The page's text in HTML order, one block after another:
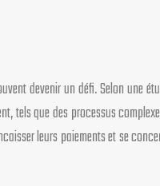
devenir un défi. Selon une
que des processus
leurs paiements et se